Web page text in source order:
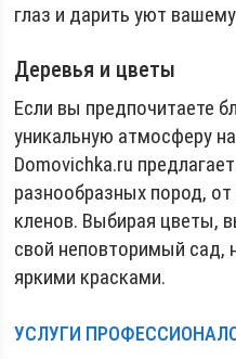
глаз и дарить уют
Деревья и цветы
Если вы предпочитаете
уникальную атмосферу
Domovichka.ru
разнообразных пород,
кленов. Выбирая цветы,
свой неповторимый сад,
яркими красками.
УСЛУГИ